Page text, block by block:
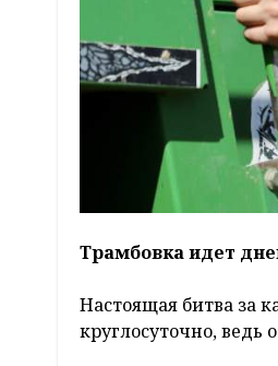
Трамбовка идет
Настоящая битва за
круглосуточно, ведь